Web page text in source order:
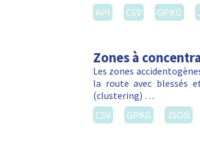
API
CSV GPKG
Zones à
Les zones
la route avec blessés
(clustering) …
CSV
GPKG JSON